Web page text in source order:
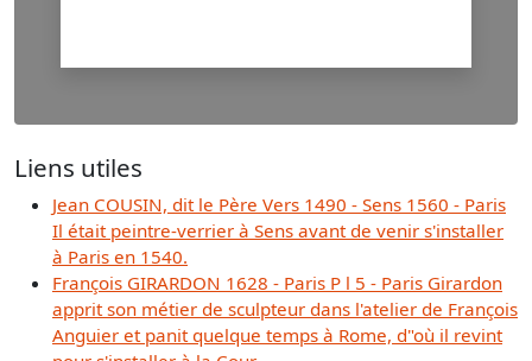
Liens utiles
Jean COUSIN, dit le Père Vers 1490 - Sens 1560 - Paris
Il était peintre-verrier à Sens avant de venir s'installer
à Paris en 1540.
François GIRARDON 1628 - Paris P l 5 - Paris Girardon
apprit son métier de sculpteur dans l'atelier de François
Anguier et panit quelque temps à Rome, d"où il revint